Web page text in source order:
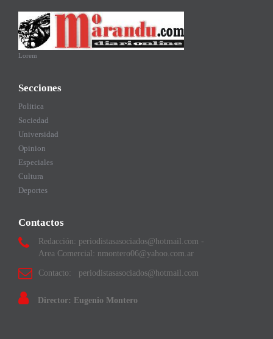
Lorem
Secciones
Politica
Sociedad
Universidad
Opinion
Especiales
Cultura
Deportes
Contactos
Redacción: periodistasasociados@hotmail.com -
Area Comercial: nmontero06@yahoo.com.ar
Contacto: periodistasasociados@hotmail.com
Director: Eugenio Montero